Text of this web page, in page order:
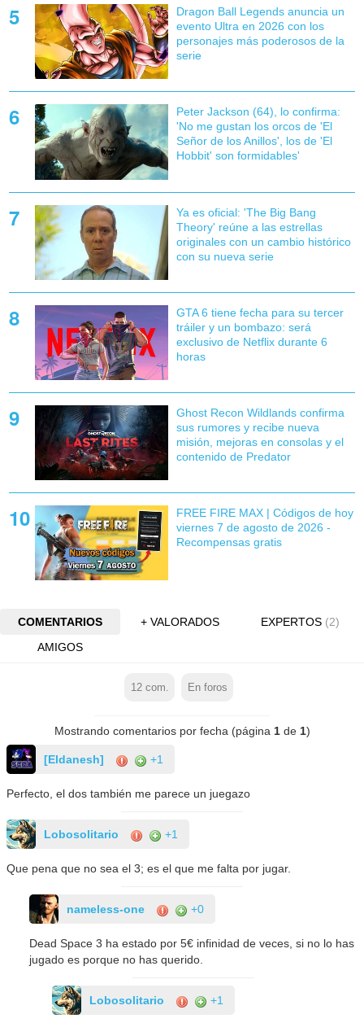
Dragon Ball Legends anuncia un
evento Ultra en 2026 con los
personajes más poderosos de la
serie
Peter Jackson (64), lo confirma:
'No me gustan los orcos de 'El
Señor de los Anillos', los de 'El
Hobbit' son formidables'
Ya es oficial: 'The Big Bang
Theory' reúne a las estrellas
originales con un cambio histórico
con su nueva serie
GTA 6 tiene fecha para su tercer
tráiler y un bombazo: será
exclusivo de Netflix durante 6
horas
Ghost Recon Wildlands confirma
sus rumores y recibe nueva
misión, mejoras en consolas y el
contenido de Predator
FREE FIRE MAX | Códigos de hoy
viernes 7 de agosto de 2026 -
Recompensas gratis
COMENTARIOS + VALORADOS EXPERTOS (2)
AMIGOS
12com. En foros
Mostrando comentarios por fecha (página 1de 1)
[Eldanesh] +1
Perfecto, el dos también me parece un juegazo
Lobosolitario +1
Que pena que no sea el 3; es el que me falta por jugar.
nameless-one +0
Dead Space 3 ha estado por 5€ infinidad de veces, si no lo has
jugado es porque no has querido.
Lobosolitario +1